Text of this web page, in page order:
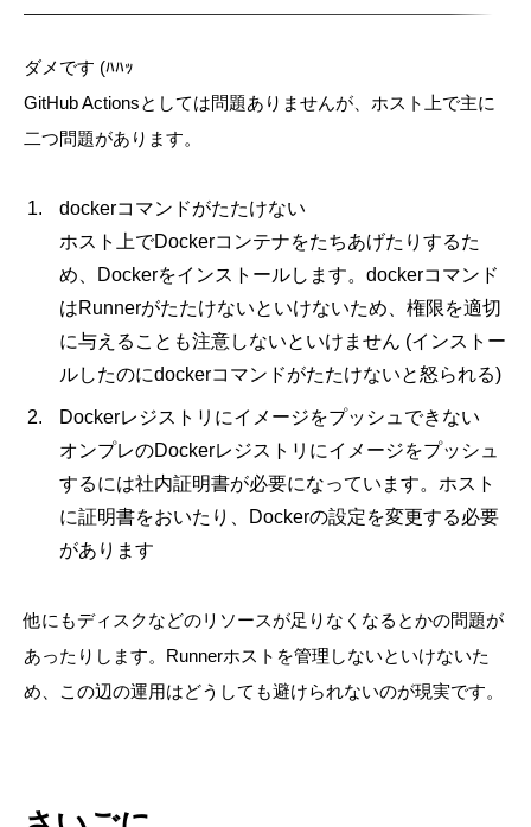
ダメです (ﾊﾊｯ
GitHub Actionsとしては問題ありませんが、ホスト上で主に
二つ問題があります。
dockerコマンドがたたけない
ホスト上でDockerコンテナをたちあげたりするた
め、Dockerをインストールします。dockerコマンド
はRunnerがたたけないといけないため、権限を適切
に与えることも注意しないといけません (インストー
ルしたのにdockerコマンドがたたけないと怒られる)
Dockerレジストリにイメージをプッシュできない
オンプレのDockerレジストリにイメージをプッシュ
するには社内証明書が必要になっています。ホスト
に証明書をおいたり、Dockerの設定を変更する必要
があります
他にもディスクなどのリソースが足りなくなるとかの問題が
あったりします。Runnerホストを管理しないといけないた
め、この辺の運用はどうしても避けられないのが現実です。